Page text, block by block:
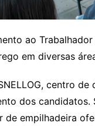
ao
em diversas
centro
dos candidatos.
de empilhadeira